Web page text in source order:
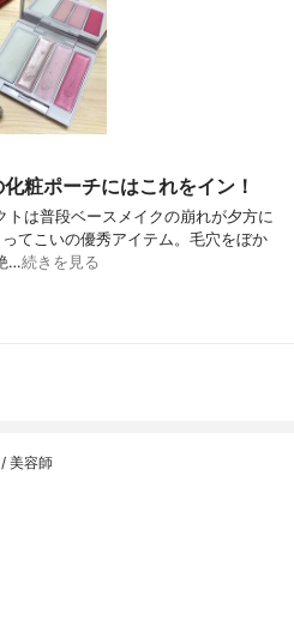
粧ポーチにはこれをイン！
トは普段ベースメイクの崩れが夕方に
てこいの優秀アイテム。毛穴をぼか
…続きを見る
美容師